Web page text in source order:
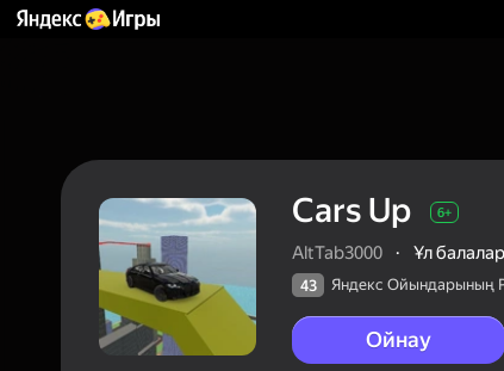
Cars Up 6+
AltTab3000 · Ұл
43 Яндекс Ойындарының
Ойнау